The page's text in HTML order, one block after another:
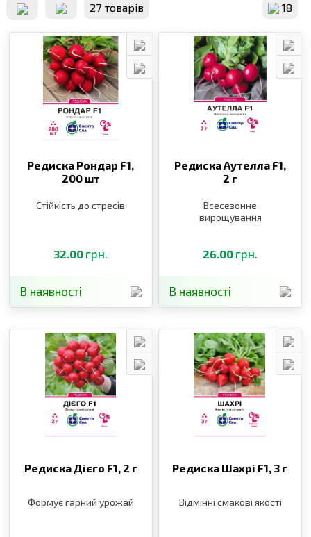
27 товарiв 18
Редиска Рондар F1,
200 шт
Стійкість до стресів
32.00 грн.
В наявності
Редиска Аутелла F1,
2 г
Всесезонне
вирощування
26.00 грн.
В наявності
Редиска Дієго F1, 2 г
Формує гарний урожай
Редиска Шахрі F1, 3 г
Відмінні смакові якості